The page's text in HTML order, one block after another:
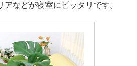
などが寝室にピッタリです。